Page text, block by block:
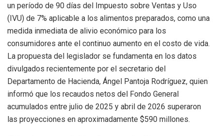
un período de 90 días del Impuesto sobre Ventas y Uso
(IVU) de 7% aplicable a los alimentos preparados, como una
medida inmediata de alivio económico para los
consumidores ante el continuo aumento en el costo de vida.
La propuesta del legislador se fundamenta en los datos
divulgados recientemente por el secretario del
Departamento de Hacienda, Ángel Pantoja Rodríguez, quien
informó que los recaudos netos del Fondo General
acumulados entre julio de 2025 y abril de 2026 superaron
las proyecciones en aproximadamente $590 millones.